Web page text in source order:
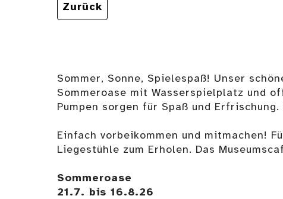
Zurück
Sommer, Sonne, Spielespaß! Unser
Sommeroase mit Wasserspielplatz und
Pumpen sorgen für Spaß und
Einfach vorbeikommen und mitmachen!
Liegestühle zum Erholen. Das
Sommeroase
21.7. bis 16.8.26